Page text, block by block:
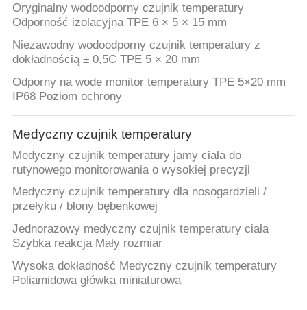
Oryginalny wodoodporny czujnik temperatury
Odporność izolacyjna TPE 6 × 5 × 15 mm
Niezawodny wodoodporny czujnik temperatury z
dokładnością ± 0,5C TPE 5 × 20 mm
Odporny na wodę monitor temperatury TPE 5×20 mm
IP68 Poziom ochrony
Medyczny czujnik temperatury
Medyczny czujnik temperatury jamy ciała do
rutynowego monitorowania o wysokiej precyzji
Medyczny czujnik temperatury dla nosogardzieli /
przełyku / błony bębenkowej
Jednorazowy medyczny czujnik temperatury ciała
Szybka reakcja Mały rozmiar
Wysoka dokładność Medyczny czujnik temperatury
Poliamidowa główka miniaturowa